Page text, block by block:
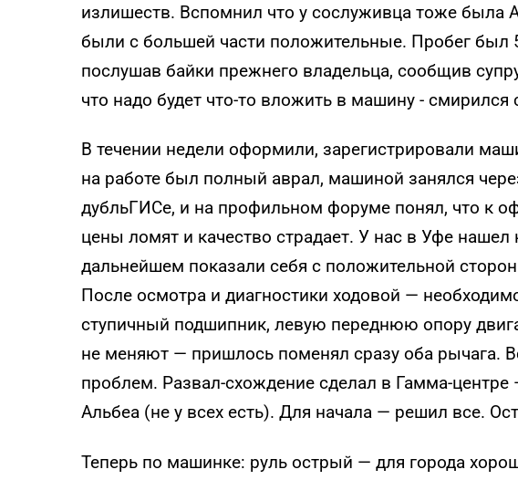
излишеств. Вспомнил что у сослуживца тоже была
были с большей части положительные. Пробег был
послушав байки прежнего владельца, сообщив
что надо будет что-то вложить в машину - смирился
В течении недели оформили, зарегистрировали
на работе был полный аврал, машиной занялся
дубльГИСе, и на профильном форуме понял, что к
цены ломят и качество страдает. У нас в Уфе нашел
дальнейшем показали себя с положительной
После осмотра и диагностики ходовой —
ступичный подшипник, левую переднюю опору
не меняют — пришлось поменял сразу оба рычага.
проблем. Развал-схождение сделал в Гамма-
Альбеа (не у всех есть). Для начала — решил все.
Теперь по машинке: руль острый — для города